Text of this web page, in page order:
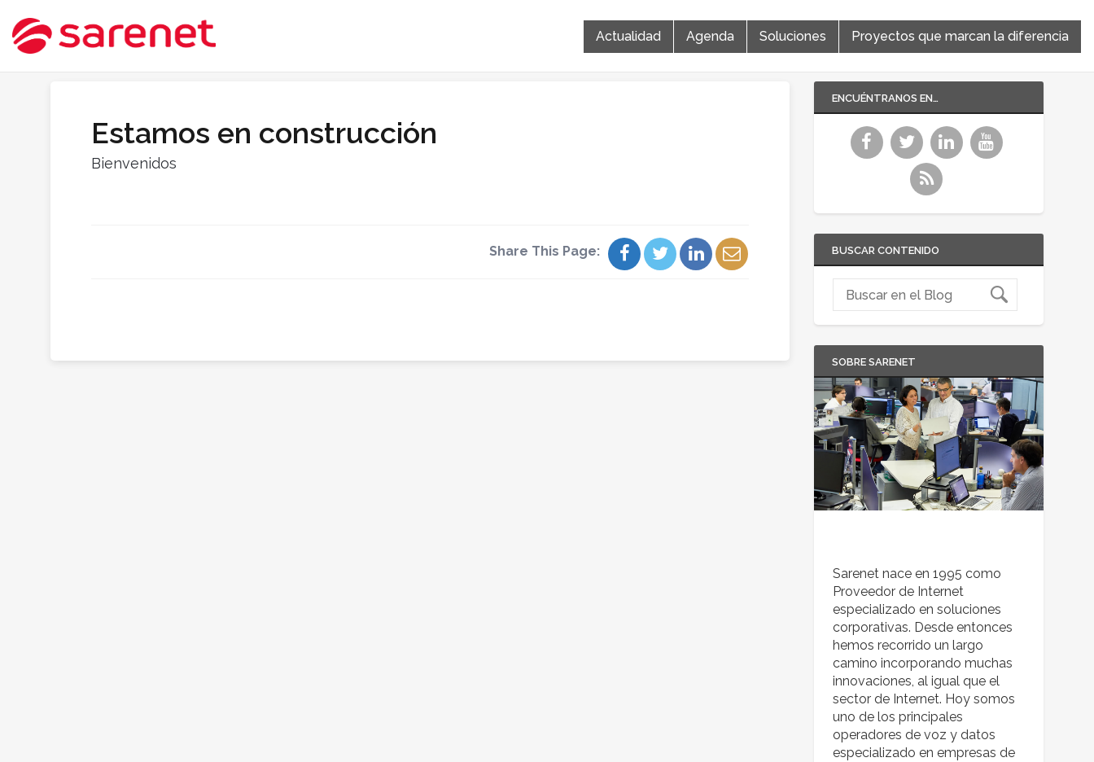
Actualidad Agenda Soluciones Proyectos que marcan la diferencia
Estamos en construcción
Bienvenidos
Share This Page:
ENCUÉNTRANOS EN…
BUSCAR CONTENIDO
SOBRE SARENET
Sarenet nace en 1995 como
Proveedor de Internet
especializado en soluciones
corporativas. Desde entonces
hemos recorrido un largo
camino incorporando muchas
innovaciones, al igual que el
sector de Internet. Hoy somos
uno de los principales
operadores de voz y datos
especializado en empresas de